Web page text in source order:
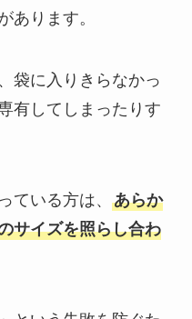
あります。
袋に入りきらなかっ
有してしまったりす
ている方は、 あらか
サイズを照らし合わ